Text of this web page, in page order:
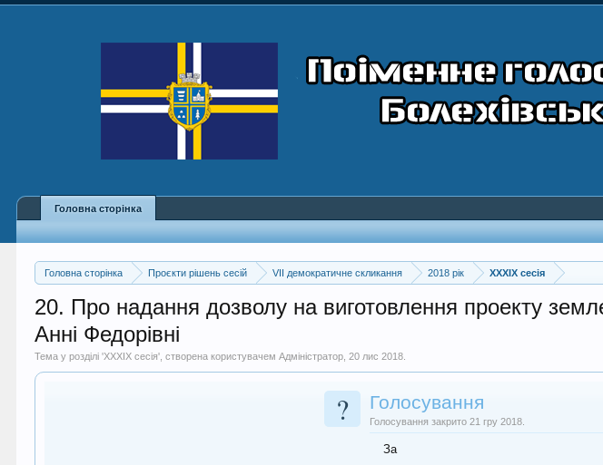
Головна сторінка Проєкти рішень сесій VII демократичне скликання 2018 рік XXXIX сесія
20. Про надання дозволу на виготовлення проекту
Анні Федорівні
Тема у розділі 'XXXIX сесія', створена користувачемАдміністратор ,20 лис 2018
? Голосування
Голосування закрито 21 гру 2018.
За
Головна сторінка